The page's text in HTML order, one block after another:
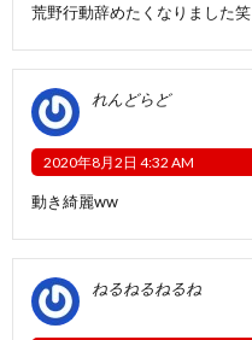
荒野行動辞めたくなりました笑
れんどらど
2020年8月2日 4:32 AM
動き綺麗ww
ねるねるねるね